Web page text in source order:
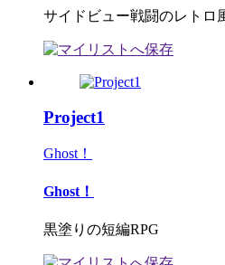
サイドビュー戦闘のレトロ
Project1
Ghost！
Ghost！
黒塗りの短編RPG